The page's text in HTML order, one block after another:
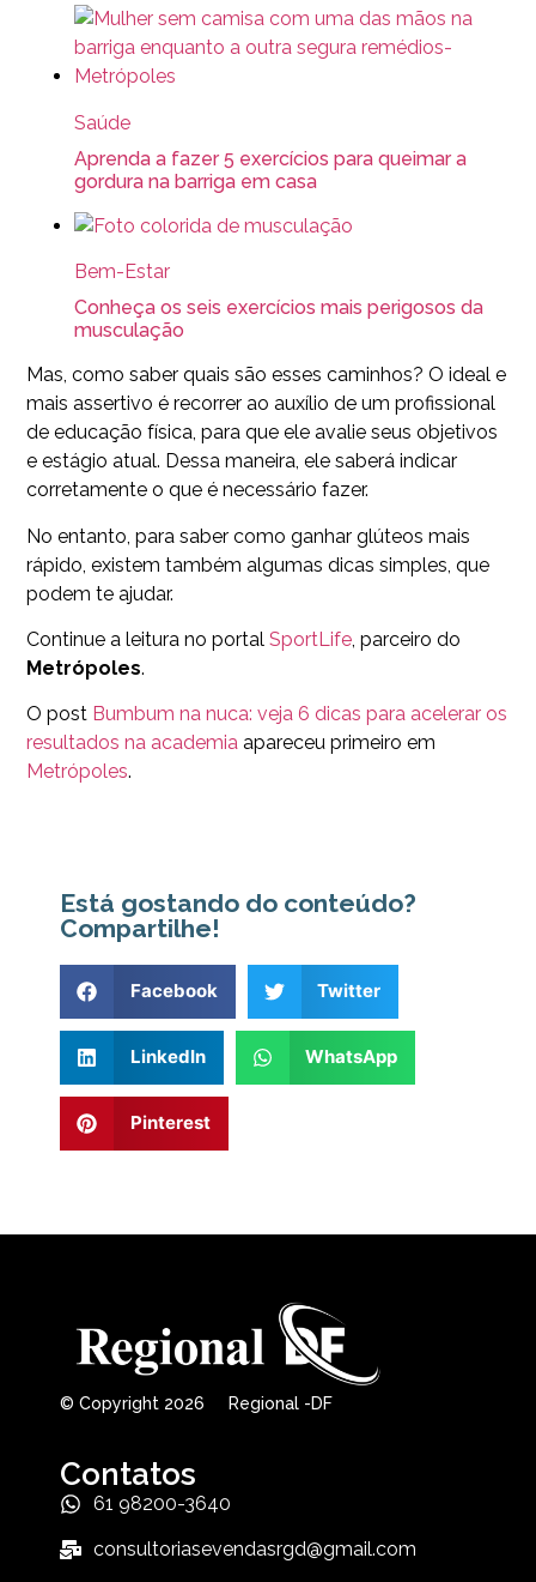
Saúde
Aprenda a fazer 5 exercícios para queimar a
gordura na barriga em casa
Bem-Estar
Conheça os seis exercícios mais perigosos da
musculação
Mas, como saber quais são esses caminhos? O ideal e
mais assertivo é recorrer ao auxílio de um profissional
de educação física, para que ele avalie seus objetivos
e estágio atual. Dessa maneira, ele saberá indicar
corretamente o que é necessário fazer.
No entanto, para saber como ganhar glúteos mais
rápido, existem também algumas dicas simples, que
podem te ajudar.
Continue a leitura no portal SportLife, parceiro do
Metrópoles.
O post Bumbum na nuca: veja 6 dicas para acelerar os
resultados na academia apareceu primeiro em
Metrópoles.
Está gostando do conteúdo?
Compartilhe!
Facebook Twitter
LinkedIn WhatsApp
Pinterest
© Copyright 2026 Regional -DF
Contatos
61 98200-3640
consultoriasevendasrgd@gmail.com